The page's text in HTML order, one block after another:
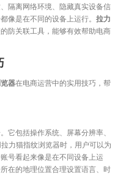
隔离网络环境、隐藏真实设备信
像是在不同的设备上运行。 拉力
防关联工具，能够有效帮助电商
器在电商运营中的实用技巧，帮
它包括操作系统、屏幕分辨率、
力猫指纹浏览器时，用户可以为
号看起来像是在不同设备上运
在的地理位置合理设置语言、时